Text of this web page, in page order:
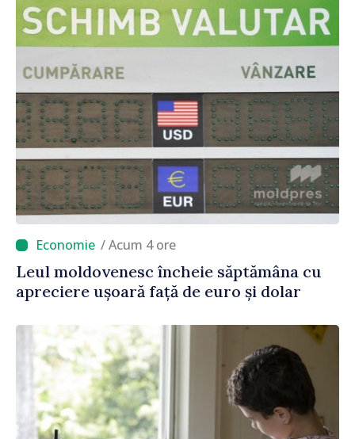
/ Acum 4 ore
Leul moldovenesc încheie săptămâna cu
apreciere ușoară față de euro și dolar